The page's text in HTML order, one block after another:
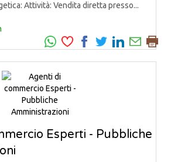
Attività: Vendita diretta presso...
Esperti - Pubbliche